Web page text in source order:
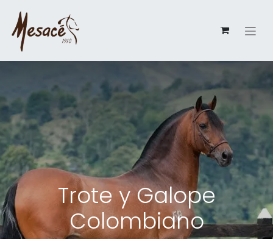
Trote y Galope
Colombiano